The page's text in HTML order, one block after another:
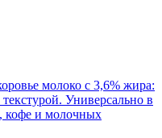
молоко с 3,6% жира:
Универсально в
кофе и молочных